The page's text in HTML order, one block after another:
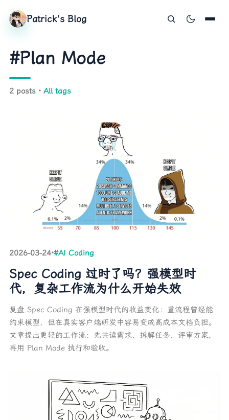
Patrick's Blog
#Plan Mode
2 posts · All tags
2026-03-24·#AI Coding
Spec Coding 过时了吗？强模型时
代，复杂工作流为什么开始失效
复盘 Spec Coding 在强模型时代的收益变化：重流程曾经能
约束模型，但在真实客户端研发中容易变成高成本文档负担。
文章提出更轻的工作流：先共读需求、拆解任务、评审方案，
再用 Plan Mode 执行和验收。